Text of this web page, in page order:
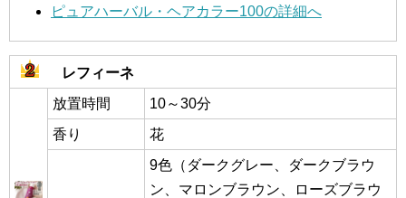
ピュアハーバル・ヘアカラー100の詳細へ
レフィーネ
放置時間
10～30分
香り
花
9色（ダークグレー、ダークブラウ
ン、マロンブラウン、ローズブラウ